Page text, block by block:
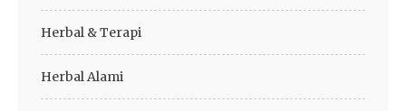
Herbal & Terapi
Herbal Alami